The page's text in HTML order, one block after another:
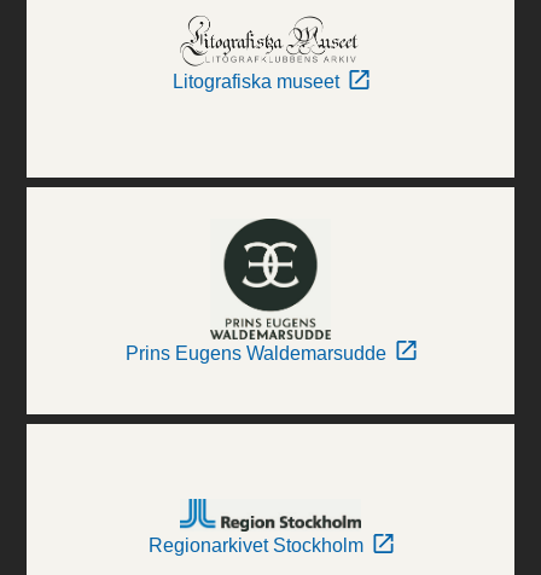
Litografiska museet
Prins Eugens Waldemarsudde
Regionarkivet Stockholm